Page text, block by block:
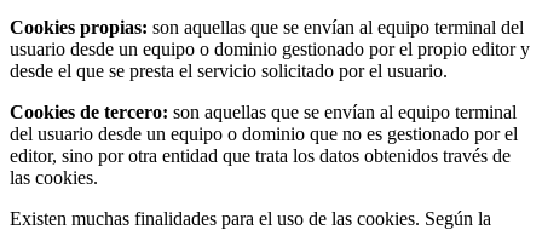
Cookies propias: son aquellas que se envían al equipo terminal del
usuario desde un equipo o dominio gestionado por el propio editor y
desde el que se presta el servicio solicitado por el usuario.
Cookies de tercero: son aquellas que se envían al equipo terminal
del usuario desde un equipo o dominio que no es gestionado por el
editor, sino por otra entidad que trata los datos obtenidos través de
las cookies.
Existen muchas finalidades para el uso de las cookies. Según la